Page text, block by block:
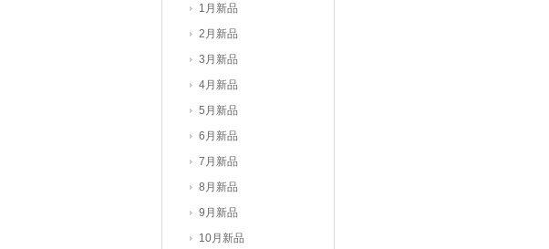
1月新品
2月新品
3月新品
4月新品
5月新品
6月新品
7月新品
8月新品
9月新品
10月新品